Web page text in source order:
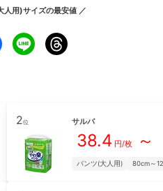
人用)サイズの最安値 ／
2位 サルバ
38.4 円/枚～
パンツ(大人用) 80cm～